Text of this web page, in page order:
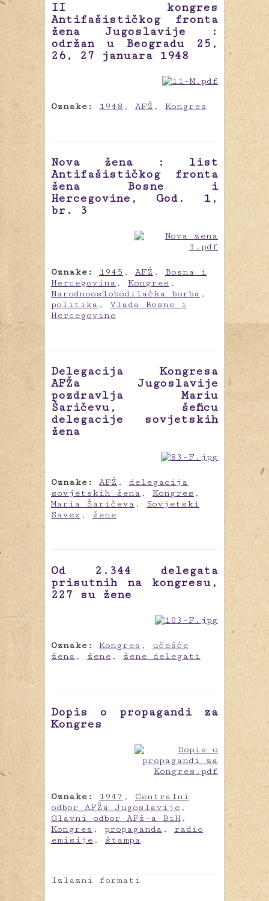
II kongres
Antifašističkog fronta
žena Jugoslavije :
održan u Beogradu 25,
26, 27 januara 1948
Oznake: 1948 , AFŽ , Kongres
Nova žena : list
Antifašističkog fronta
žena Bosne i
Hercegovine, God. 1,
br. 3
Oznake: 1945 , AFŽ , Bosna i
Hercegovina , Kongres ,
Narodnooslobodilačka borba ,
politika , Vlada Bosne i
Hercegovine
Delegacija Kongresa
AFŽa Jugoslavije
pozdravlja Mariu
Šaričevu, šeficu
delegacije sovjetskih
žena
Oznake: AFŽ , delegacija
sovjetskih žena , Kongres ,
Maria Šaričeva ,
Sovjetski
Savez , žene
Od 2.344 delegata
prisutnih na kongresu,
227 su žene
Oznake: Kongres , učešće
žena , žene , žene delegati
Dopis o propagandi za
Kongres
Oznake: 1947 , Centralni
odbor AFŽa Jugoslavije ,
Glavni odbor AFž-a BiH ,
Kongres , propaganda , radio
emisije , štampa
Izlazni formati